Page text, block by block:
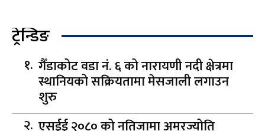
ट्रेन्डिङ
गैँडाकोट वडा नं. ६ को नारायणी नदी क्षेत्रमा
स्थानियको सक्रियतामा मेसजाली लगाउन
शुरु
एसईई २०८० को नतिजामा अमरज्योति